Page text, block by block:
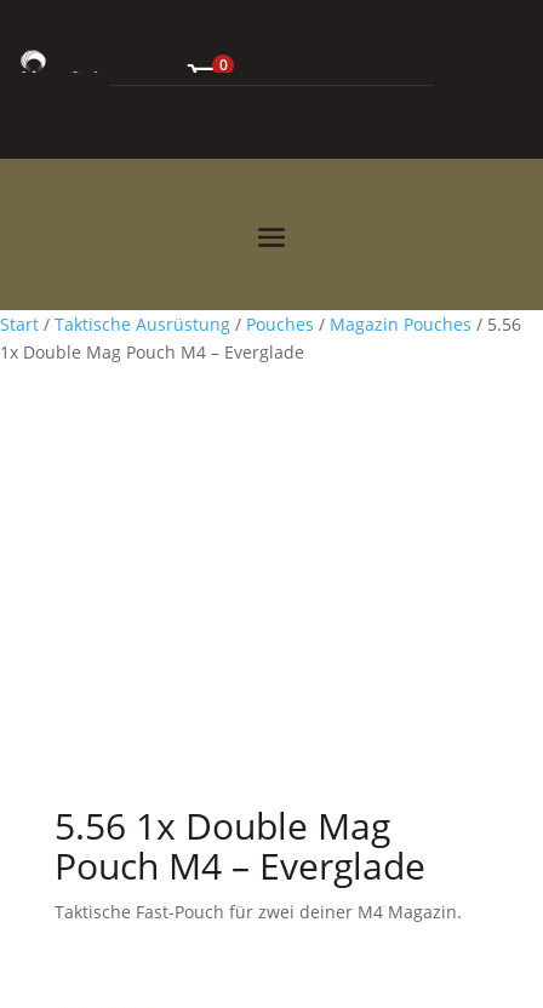
0
0,00
Start / Taktische Ausrüstung / Pouches / Magazin Pouches / 5.56
1x Double Mag Pouch M4 – Everglade
5.56 1x Double Mag
Pouch M4 – Everglade
Taktische Fast-Pouch für zwei deiner M4 Magazin.